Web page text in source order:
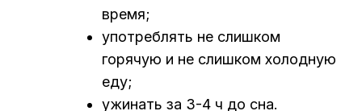
время;
употреблять не слишком
горячую и не слишком холодную
еду;
ужинать за 3-4 ч до сна.